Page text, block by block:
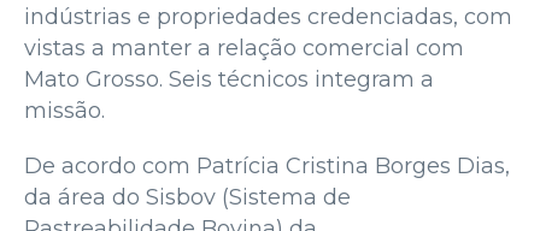
indústrias e propriedades credenciadas, com
vistas a manter a relação comercial com
Mato Grosso. Seis técnicos integram a
missão.
De acordo com Patrícia Cristina Borges Dias,
da área do Sisbov (Sistema de